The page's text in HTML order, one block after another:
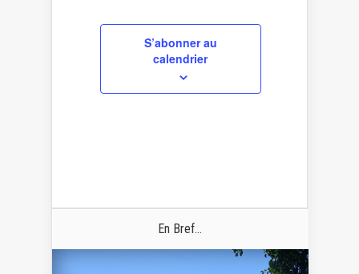
S’abonner au
calendrier
En Bref...